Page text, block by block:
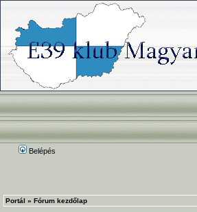
Belépés
Portál » Fórum kezdőlap